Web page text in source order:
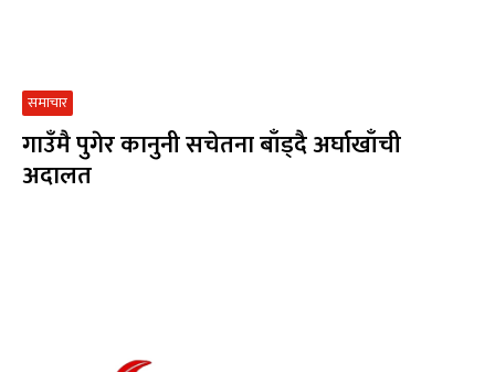
समाचार
गाउँमै पुगेर कानुनी सचेतना बाँड्दै अर्घाखाँची
अदालत